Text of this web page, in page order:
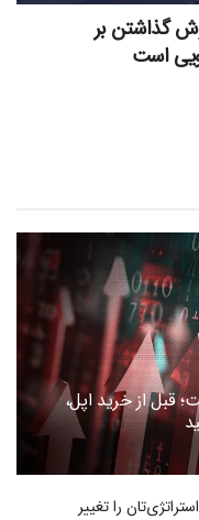
گذاشتن بر
است
قبل از خرید اپل،
را تغییر